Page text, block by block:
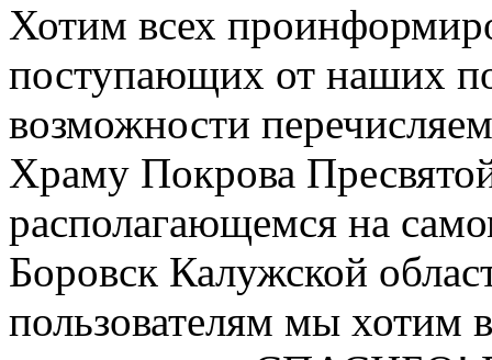
Хотим всех
поступающих от наших
возможности
Храму Покрова
располагающемся на
Боровск Калужской
пользователям мы хотим